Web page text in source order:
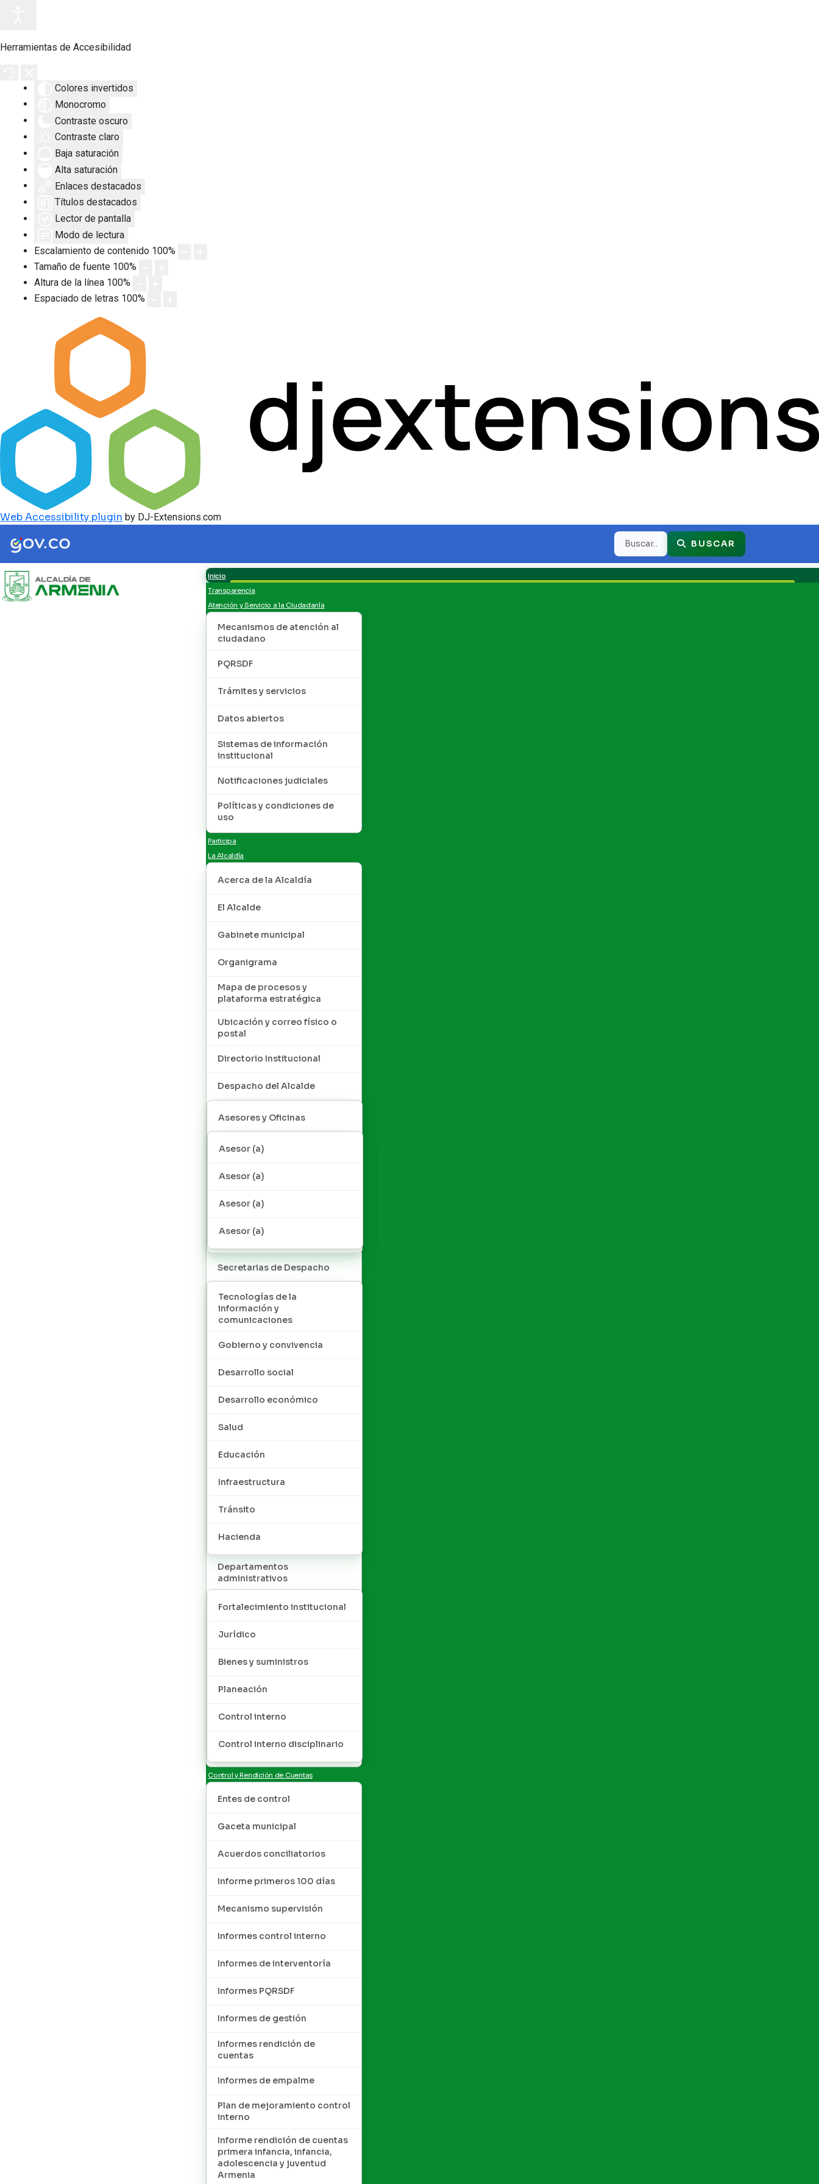
Herramientas de Accesibilidad
Colores invertidos
Monocromo
Contraste oscuro
Contraste claro
Baja saturación
Alta saturación
Enlaces destacados
Títulos destacados
Lector de pantalla
Modo de lectura
Escalamiento de contenido 100%
Tamaño de fuente 100%
Altura de la línea 100%
Espaciado de letras 100%
Web Accessibility plugin by DJ-Extensions.com
Buscar BUSCAR
Inicio
Transparencia
Atención y Servicio a la Ciudadanía
Mecanismos de atención al
ciudadano
PQRSDF
Trámites y servicios
Datos abiertos
Sistemas de información
institucional
Notificaciones judiciales
Políticas y condiciones de
uso
Participa
La Alcaldía
Acerca de la Alcaldía
El Alcalde
Gabinete municipal
Organigrama
Mapa de procesos y
plataforma estratégica
Ubicación y correo físico o
postal
Directorio Institucional
Despacho del Alcalde
Asesores y Oficinas
Asesor (a)
Asesor (a)
Asesor (a)
Asesor (a)
Secretarias de Despacho
Tecnologías de la
información y
comunicaciones
Gobierno y convivencia
Desarrollo social
Desarrollo económico
Salud
Educación
Infraestructura
Tránsito
Hacienda
Departamentos
administrativos
Fortalecimiento institucional
Jurídico
Bienes y suministros
Planeación
Control interno
Control interno disciplinario
Control y Rendición de Cuentas
Entes de control
Gaceta municipal
Acuerdos conciliatorios
Informe primeros 100 días
Mecanismo supervisión
Informes control interno
Informes de interventoría
Informes PQRSDF
Informes de gestión
Informes rendición de
cuentas
Informes de empalme
Plan de mejoramiento control
interno
Informe rendición de cuentas
primera infancia, infancia,
adolescencia y juventud
Armenia